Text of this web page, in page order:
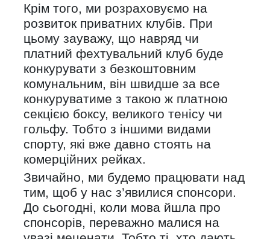
Крім того, ми розраховуємо на
розвиток приватних клубів. При
цьому зауважу, що навряд чи
платний фехтувальний клуб буде
конкурувати з безкоштовним
комунальним, він швидше за все
конкуруватиме з такою ж платною
секцією боксу, великого тенісу чи
гольфу. Тобто з іншими видами
спорту, які вже давно стоять на
комерційних рейках.
Звичайно, ми будемо працювати над
тим, щоб у нас з’явилися спонсори.
До сьогодні, коли мова йшла про
спонсорів, переважно малися на